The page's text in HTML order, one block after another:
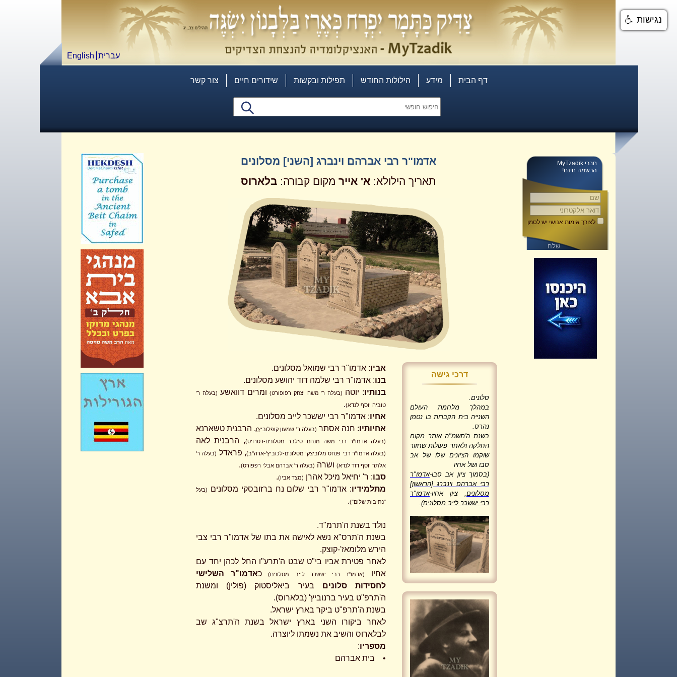
עברית English
דף הבית מידע הילולות החודש תפילות ובקשות שידורים חיים צור קשר
חברי MyTzadik
הרשמה חינם!
לצורך אימות אנושי יש לסמן
אדמו"ר רבי אברהם וינברג [השני] מסלונים
תאריך הילולא: א' אייר מקום קבורה: בלארוס
דרכי גישה
סלונים.
במהלך מלחמת העולם
השנייה בית הקברות בו נטמן
נהרס.
בשנת ה'תשמ"ה אותר מקום
החלקה ולאחר פעולות שחזור
שוקמו הציונים שלו של אב
סבו ושל אחיו
(בסמוך ציון אב סבו-אדמו"ר
רבי אברהם וינברג [הראשון]
מסלונים, ציון אחיו-אדמו"ר
רבי יששכר לייב מסלונים).
אביו: אדמו"ר רבי שמואל מסלונים.
בנו: אדמו"ר רבי שלמה דוד יהושע מסלונים.
בנותיו: יוטה (בעלה ר' משה יצחק רפופורט)ומרים דוואשע (בעלה ר'
טוביה יוסף לנדא).
אחיו: אדמו"ר רבי יששכר לייב מסלונים.
אחיותיו: חנה אסתר (בעלה ר' שמעון קופלוביץ), הרבנית טשארנא
(בעלה אדמו"ר רבי משה מנחם סילבר מסלונים-דטרויט), הרבנית לאה
(בעלה אדמו"ר רבי פנחס מלוביצקי מסלונים-לכוביץ'-ארה"ב), פראדל (בעלה ר'
אלתר יוסף דוד לנדא) ושרה (בעלה ר' אברהם אבלי רפפורט).
סבו: ר' יחיאל מיכל אהרן (מצד אביו).
מתלמידיו: אדמו"ר רבי שלום נח ברזובסקי מסלונים
(בעל
"נתיבות שלום").
נולד בשנת ה'תרמ"ד.
בשנת ה'תרס"א נשא לאישה את בתו של אדמו"ר רבי צבי
הירש מלומאז'-קוצק.
לאחר פטירת אביו בי"ט שבט ה'תרע"ו החל לכהן יחד עם
אחיו
(אדמו"ר רבי יששכר לייב מסלונים)כאדמו"ר השלישי
לחסידות סלונים בעיר ביאליסטוק (פולין) ומשנת
ה'תרפ"ט בעיר ברנוביץ' (בלארוס).
בשנת ה'תרפ"ט ביקר בארץ ישראל.
לאחר ביקורו השני בארץ ישראל בשנת ה'תרצ"ג שב
לבלארוס והשיב את נשמתו ליוצרה.
מספריו:
• בית אברהם
נגישות